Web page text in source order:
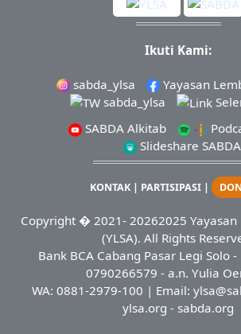
Ikuti Kami:
sabda_ylsa
Yayasan
sabda_ylsa
SABDA Alkitab
Slideshare SABDA
KONTAK| PARTISIPASI|
Copyright � 2021- 20262025 Yayasan
(YLSA). All Rights
Bank BCA Cabang Pasar Legi Solo
0790266579 - a.n. Yulia
WA: 0881-2979-100 | Email:
ylsa.org - sabda.org